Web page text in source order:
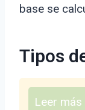
base se
Tipos
Leer más